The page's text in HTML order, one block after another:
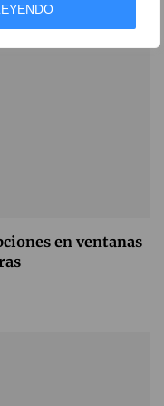
en ventanas